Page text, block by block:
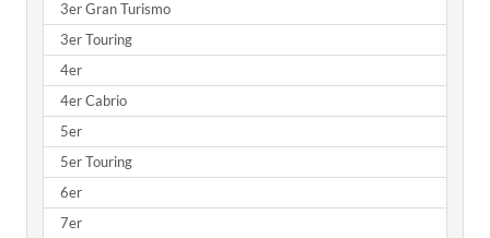
3er Gran Turismo
3er Touring
4er
4er Cabrio
5er
5er Touring
6er
7er